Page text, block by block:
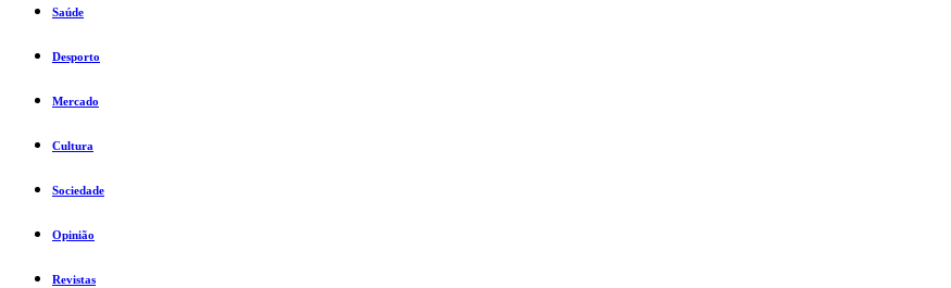
Saúde
Desporto
Mercado
Cultura
Sociedade
Opinião
Revistas